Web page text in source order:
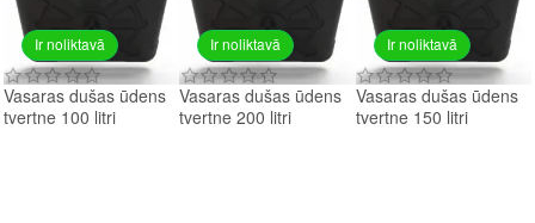
Ir noliktavā
Vasaras dušas ūdens
tvertne 100 litri
Ir noliktavā
Vasaras dušas ūdens
tvertne 200 litri
Ir noliktavā
Vasaras dušas ūdens
tvertne 150 litri